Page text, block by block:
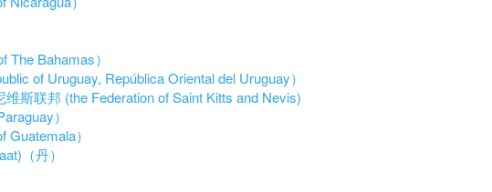
The Bahamas）
of Uruguay, República Oriental del Uruguay）
维斯联邦 (the Federation of Saint Kitts and Nevis)
）
）
（丹）